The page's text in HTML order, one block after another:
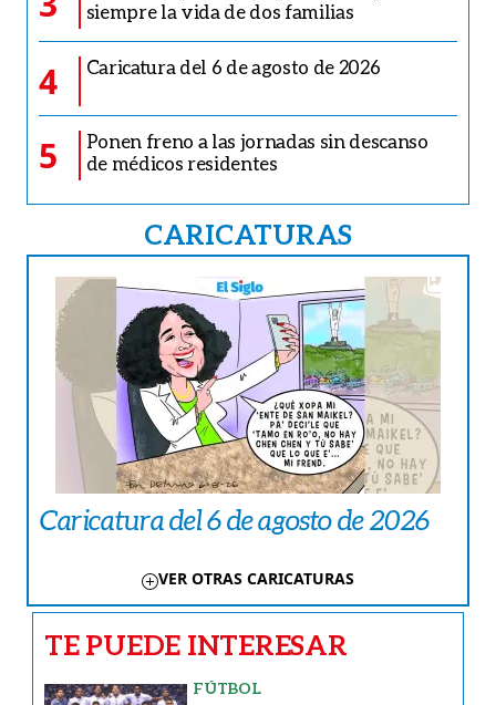
siempre la vida de dos familias
4 Caricatura del 6 de agosto de 2026
5
Ponen freno a las jornadas sin descanso
de médicos residentes
CARICATURAS
Caricatura del 6 de agosto de 2026
VER OTRAS CARICATURAS
TE PUEDE INTERESAR
FÚTBOL